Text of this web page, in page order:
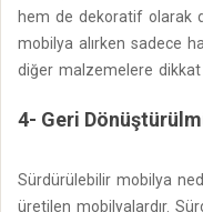
hem de dekoratif olarak
mobilya alırken sadece
diğer malzemelere dikkat
4- Geri
Sürdürülebilir mobilya
üretilen mobilyalardır.